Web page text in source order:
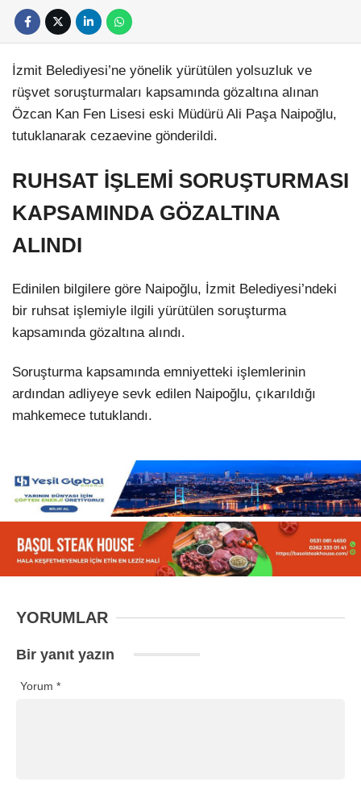
İzmit Belediyesi’ne yönelik yürütülen yolsuzluk ve
rüşvet soruşturmaları kapsamında gözaltına alınan
Özcan Kan Fen Lisesi eski Müdürü Ali Paşa Naipoğlu,
tutuklanarak cezaevine gönderildi.
RUHSAT İŞLEMİ SORUŞTURMASI
KAPSAMINDA GÖZALTINA
ALINDI
Edinilen bilgilere göre Naipoğlu, İzmit Belediyesi’ndeki
bir ruhsat işlemiyle ilgili yürütülen soruşturma
kapsamında gözaltına alındı.
Soruşturma kapsamında emniyetteki işlemlerinin
ardından adliyeye sevk edilen Naipoğlu, çıkarıldığı
mahkemece tutuklandı.
YORUMLAR
Bir yanıt yazın
Yorum *